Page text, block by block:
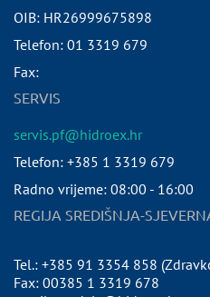
OIB: HR26999675898
Telefon: 01 3319 679
Fax:
SERVIS
servis.pf@hidroex.hr
Telefon: +385 1 3319 679
Radno vrijeme: 08:00 - 16:00
REGIJA SREDIŠNJA-
Tel.: +385 91 3354 858
Fax: 00385 1 3319 678